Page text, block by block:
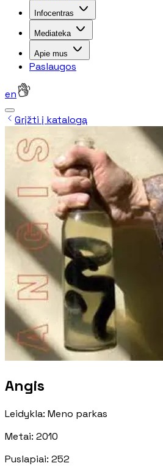
Infocentras
Mediateka
Apie mus
Paslaugos
en
Grįžti į katalogą
Angis
Leidykla: Meno parkas
Metai: 2010
Puslapiai: 252